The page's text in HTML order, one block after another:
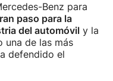
Benz para
paso para la
del automóvil y la
una de las más
defendido el